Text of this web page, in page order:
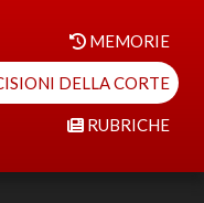
MEMORIE
DELLA CORTE
RUBRICHE